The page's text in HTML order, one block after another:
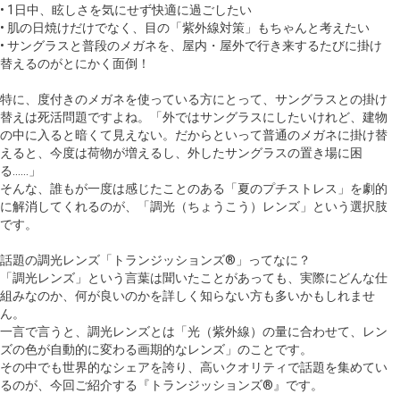
• 1日中、眩しさを気にせず快適に過ごしたい
• 肌の日焼けだけでなく、目の「紫外線対策」もちゃんと考えたい
• サングラスと普段のメガネを、屋内・屋外で行き来するたびに掛け
替えるのがとにかく面倒！
特に、度付きのメガネを使っている方にとって、サングラスとの掛け
替えは死活問題ですよね。「外ではサングラスにしたいけれど、建物
の中に入ると暗くて見えない。だからといって普通のメガネに掛け替
えると、今度は荷物が増えるし、外したサングラスの置き場に困
る……」
そんな、誰もが一度は感じたことのある「夏のプチストレス」を劇的
に解消してくれるのが、「調光（ちょうこう）レンズ」という選択肢
です。
話題の調光レンズ「トランジッションズ®」ってなに？
「調光レンズ」という言葉は聞いたことがあっても、実際にどんな仕
組みなのか、何が良いのかを詳しく知らない方も多いかもしれませ
ん。
一言で言うと、調光レンズとは「光（紫外線）の量に合わせて、レン
ズの色が自動的に変わる画期的なレンズ」のことです。
その中でも世界的なシェアを誇り、高いクオリティで話題を集めてい
るのが、今回ご紹介する『トランジッションズ®』です。